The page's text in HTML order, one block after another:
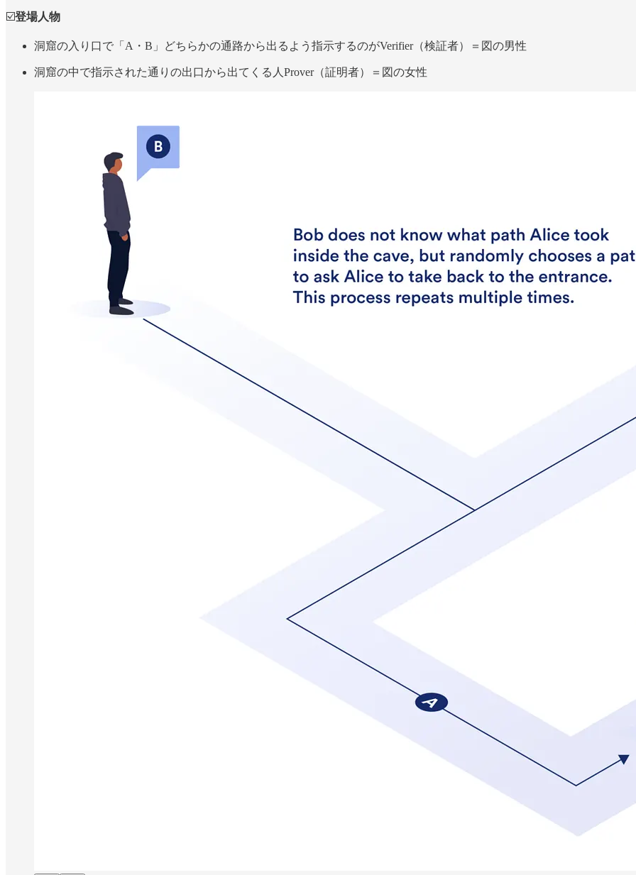
☑️登場人物
洞窟の入り口で「A・B」どちらかの通路から出るよう指示するのがVerifier（検証者）＝図の男性
洞窟の中で指示された通りの出口から出てくる人Prover（証明者）＝図の女性